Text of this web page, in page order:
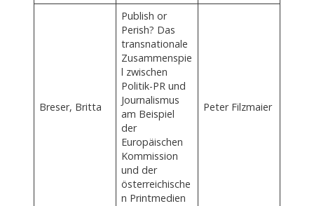
Breser, Britta
Publish or
Perish? Das
transnationale
Zusammenspie
l zwischen
Politik-PR und
Journalismus
am Beispiel
der
Europäischen
Kommission
und der
österreichische
n Printmedien
Peter Filzmaier